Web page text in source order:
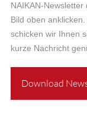
NAIKAN-
Bild oben
schicken wir Ihnen
kurze Nachricht
Download